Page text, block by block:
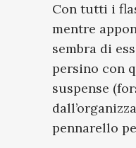
Con tutti i
mentre
sembra di
persino con
suspense
pennarello